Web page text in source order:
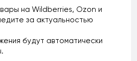
на Wildberries, Ozon и
за актуальностью
будут автоматически